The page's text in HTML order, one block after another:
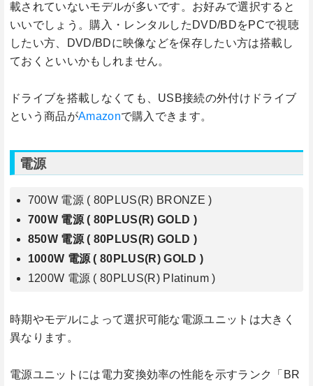
載されていないモデルが多いです。お好みで選択すると
いいでしょう。購入・レンタルしたDVD/BDをPCで視聴
したい方、DVD/BDに映像などを保存したい方は搭載し
ておくといいかもしれません。
ドライブを搭載しなくても、USB接続の外付けドライブ
という商品がAmazonで購入できます。
電源
700W 電源 ( 80PLUS(R) BRONZE )
700W 電源 ( 80PLUS(R) GOLD )
850W 電源 ( 80PLUS(R) GOLD )
1000W 電源 ( 80PLUS(R) GOLD )
1200W 電源 ( 80PLUS(R) Platinum )
時期やモデルによって選択可能な電源ユニットは大きく
異なります。
電源ユニットには電力変換効率の性能を示すランク「BR